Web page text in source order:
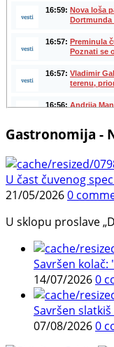
Gastronomija -
U čast čuvenog
21/05/20260
U sklopu proslave
Savršen kolač:
14/07/20260
Savršen slatkiš
07/08/20260